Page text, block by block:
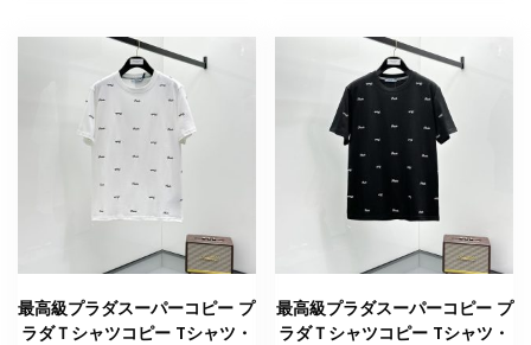
最高級プラダスーパーコピー プ
ラダＴシャツコピー Tシャツ・
最高級プラダスーパーコピー プ
ラダＴシャツコピー Tシャツ・